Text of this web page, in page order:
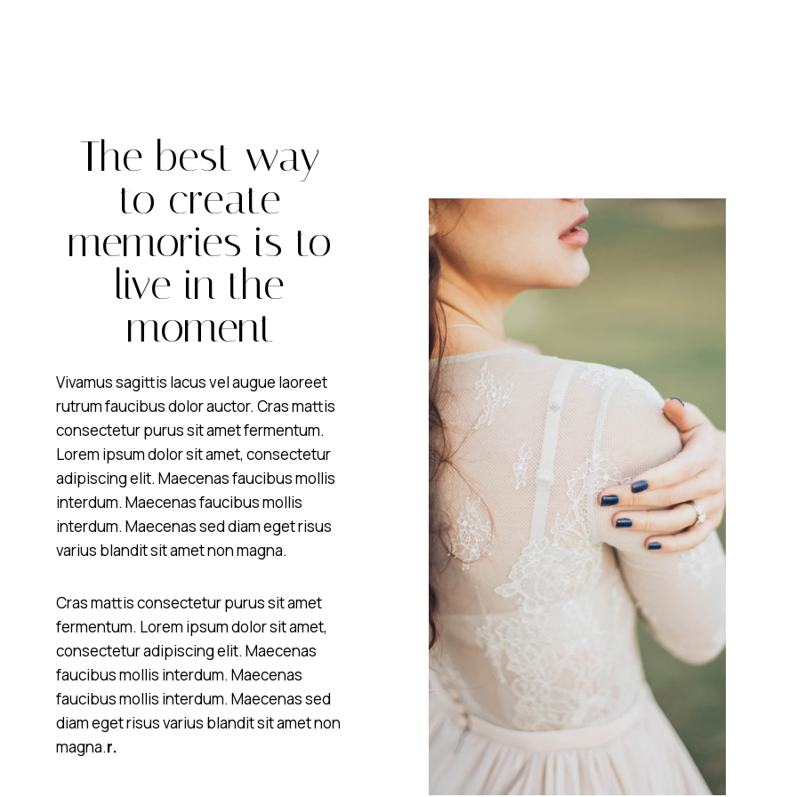
The best way
to create
memories is to
live in the
moment
Vivamus sagittis lacus vel augue laoreet
rutrum faucibus dolor auctor. Cras mattis
consectetur purus sit amet fermentum.
Lorem ipsum dolor sit amet, consectetur
adipiscing elit. Maecenas faucibus mollis
interdum. Maecenas faucibus mollis
interdum. Maecenas sed diam eget risus
varius blandit sit amet non magna.
Cras mattis consectetur purus sit amet
fermentum. Lorem ipsum dolor sit amet,
consectetur adipiscing elit. Maecenas
faucibus mollis interdum. Maecenas
faucibus mollis interdum. Maecenas sed
diam eget risus varius blandit sit amet non
magna.r.